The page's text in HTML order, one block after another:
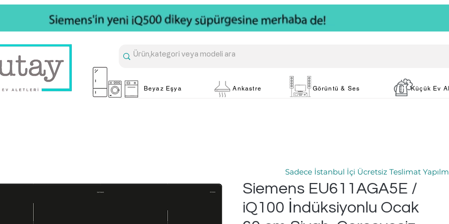
Beyaz Eşya Ankastre Görüntü & Ses Küçük Ev
Siemens EU611AGA5E /
iQ100 İndüksiyonlu Ocak
Sadece İstanbul İçi Ücretsiz Teslimat